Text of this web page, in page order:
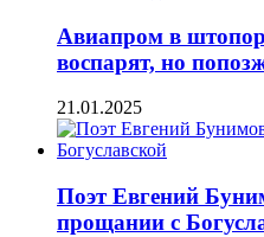
Авиапром в
воспарят, но
21.01.2025
Поэт Евгений
прощании с